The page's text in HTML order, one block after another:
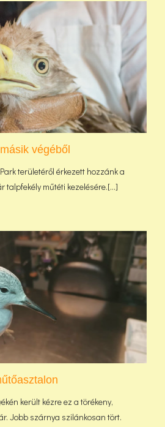
végéből
területéről érkezett hozzánk a
műtéti kezelésére.[...]
került kézre ez a törékeny,
Jobb szárnya szilánkosan tört.